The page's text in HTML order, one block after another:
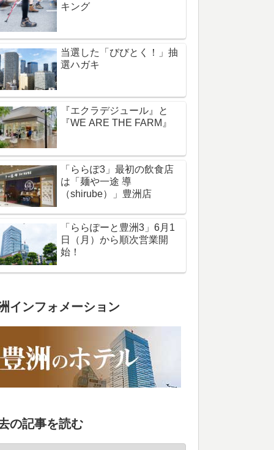
キング
当選した「びびとく！」抽
選ハガキ
『エクラデジュール』と
『WE ARE THE FARM』
「ららぽ3」最初の飲食店
は「麺や一途 導
（shirube）」豊洲店
「ららぽーと豊洲3」6月1
日（月）から順次営業開
始！
インフォメーション
の記事を読む